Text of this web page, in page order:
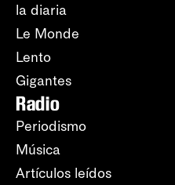
la diaria
Le Monde
Lento
Gigantes
Radio
Periodismo
Música
Artículos leídos